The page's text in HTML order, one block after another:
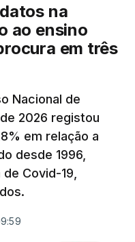
e a localização.
Imposto sobre os
poderá
aplicar uma redução
sempre que se
dos combustíveis
a escalada de
à guerra no
na
ao ensino
em três
Nacional de
2026 registou
em relação a
desde 1996,
Covid-19,